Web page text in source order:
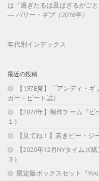
は「過ぎたるは及ばざるがごと
— バリー・ギブ（2016年）
年代別インデックス
最近の投稿
【1978夏】「アンディ・
ガー・ビート誌）
【2020年】制作チーム『
１）
【見てね！】若きビー・ジ
【2020年12月NYタイムズ
３）
限定版ボックスセット『